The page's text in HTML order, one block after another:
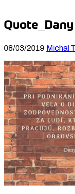
Quote_Dany
08/03/2019 Michal